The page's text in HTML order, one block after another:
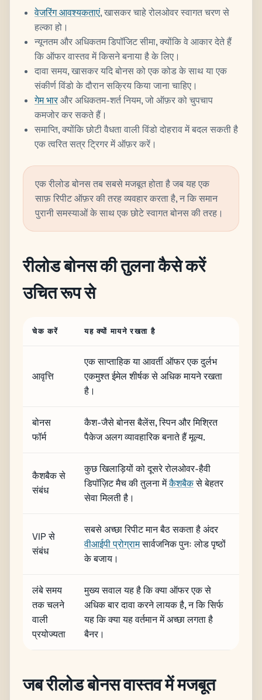
वेजरिंग आवश्यकताएं, खासकर चाहे रोलओवर स्वागत चरण से
हल्का हो।
न्यूनतम और अधिकतम डिपॉजिट सीमा, क्योंकि वे आकार देते हैं
कि ऑफर वास्तव में किसने बनाया है के लिए।
दावा समय, खासकर यदि बोनस को एक कोड के साथ या एक
संकीर्ण विंडो के दौरान सक्रिय किया जाना चाहिए।
गेम भारऔर अधिकतम-शर्त नियम, जो ऑफ़र को चुपचाप
कमजोर कर सकते हैं।
समाप्ति, क्योंकि छोटी वैधता वाली विंडो दोहराव में बदल सकती है
एक त्वरित सत्र ट्रिगर में ऑफ़र करें।
एक रीलोड बोनस तब सबसे मजबूत होता है जब यह एक
साफ़ रिपीट ऑफ़र की तरह व्यवहार करता है, न कि समान
पुरानी समस्याओं के साथ एक छोटे स्वागत बोनस की तरह।
रीलोड बोनस की तुलना कैसे करें
उचित रूप से
चेक करें यह क्यों मायने रखता है
आवृत्ति
एक साप्ताहिक या आवर्ती ऑफर एक दुर्लभ
एकमुश्त ईमेल शीर्षक से अधिक मायने रखता
है।
बोनस
फॉर्म
कैश-जैसे बोनस बैलेंस, स्पिन और मिश्रित
पैकेज अलग व्यावहारिक बनाते हैं मूल्य.
कैशबैक से
संबंध
कुछ खिलाड़ियों को दूसरे रोलओवर-हैवी
डिपॉज़िट मैच की तुलना मेंकैशबैकसे बेहतर
सेवा मिलती है।
VIP से
संबंध
सबसे अच्छा रिपीट मान बैठ सकता है अंदर
वीआईपी प्रोग्रामसार्वजनिक पुनः लोड पृष्ठों
के बजाय।
लंबे समय
तक चलने
वाली
प्रयोज्यता
मुख्य सवाल यह है कि क्या ऑफर एक से
अधिक बार दावा करने लायक है, न कि सिर्फ
यह कि क्या यह वर्तमान में अच्छा लगता है
बैनर।
जब रीलोड बोनस वास्तव में मजबूत